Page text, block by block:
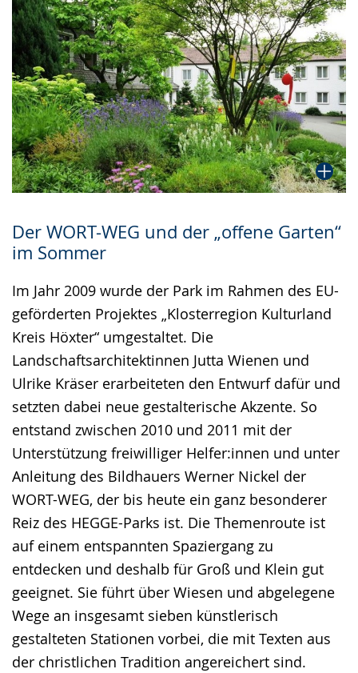
Der WORT-WEG und der „offene Garten“
im Sommer
Im Jahr 2009 wurde der Park im Rahmen des EU-
geförderten Projektes „Klosterregion Kulturland
Kreis Höxter“ umgestaltet. Die
Landschaftsarchitektinnen Jutta Wienen und
Ulrike Kräser erarbeiteten den Entwurf dafür und
setzten dabei neue gestalterische Akzente. So
entstand zwischen 2010 und 2011 mit der
Unterstützung freiwilliger Helfer:innen und unter
Anleitung des Bildhauers Werner Nickel der
WORT-WEG, der bis heute ein ganz besonderer
Reiz des HEGGE-Parks ist. Die Themenroute ist
auf einem entspannten Spaziergang zu
entdecken und deshalb für Groß und Klein gut
geeignet. Sie führt über Wiesen und abgelegene
Wege an insgesamt sieben künstlerisch
gestalteten Stationen vorbei, die mit Texten aus
der christlichen Tradition angereichert sind.